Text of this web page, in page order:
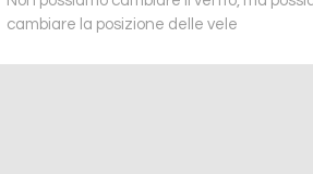
cambiare la posizione delle vele